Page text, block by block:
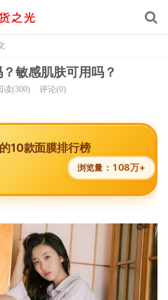
敏感肌肤可用吗？
读(300) 评论(0)
10款面膜排行榜
浏览量： 108万+